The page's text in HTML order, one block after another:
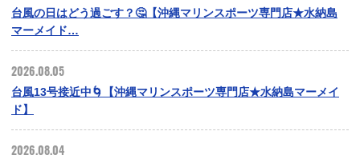
台風の日はどう過ごす？🤔【沖縄マリンスポーツ専門店★水納島
マーメイド…
2026.08.05
台風13号接近中🌀【沖縄マリンスポーツ専門店★水納島マーメイ
ド】
2026.08.04